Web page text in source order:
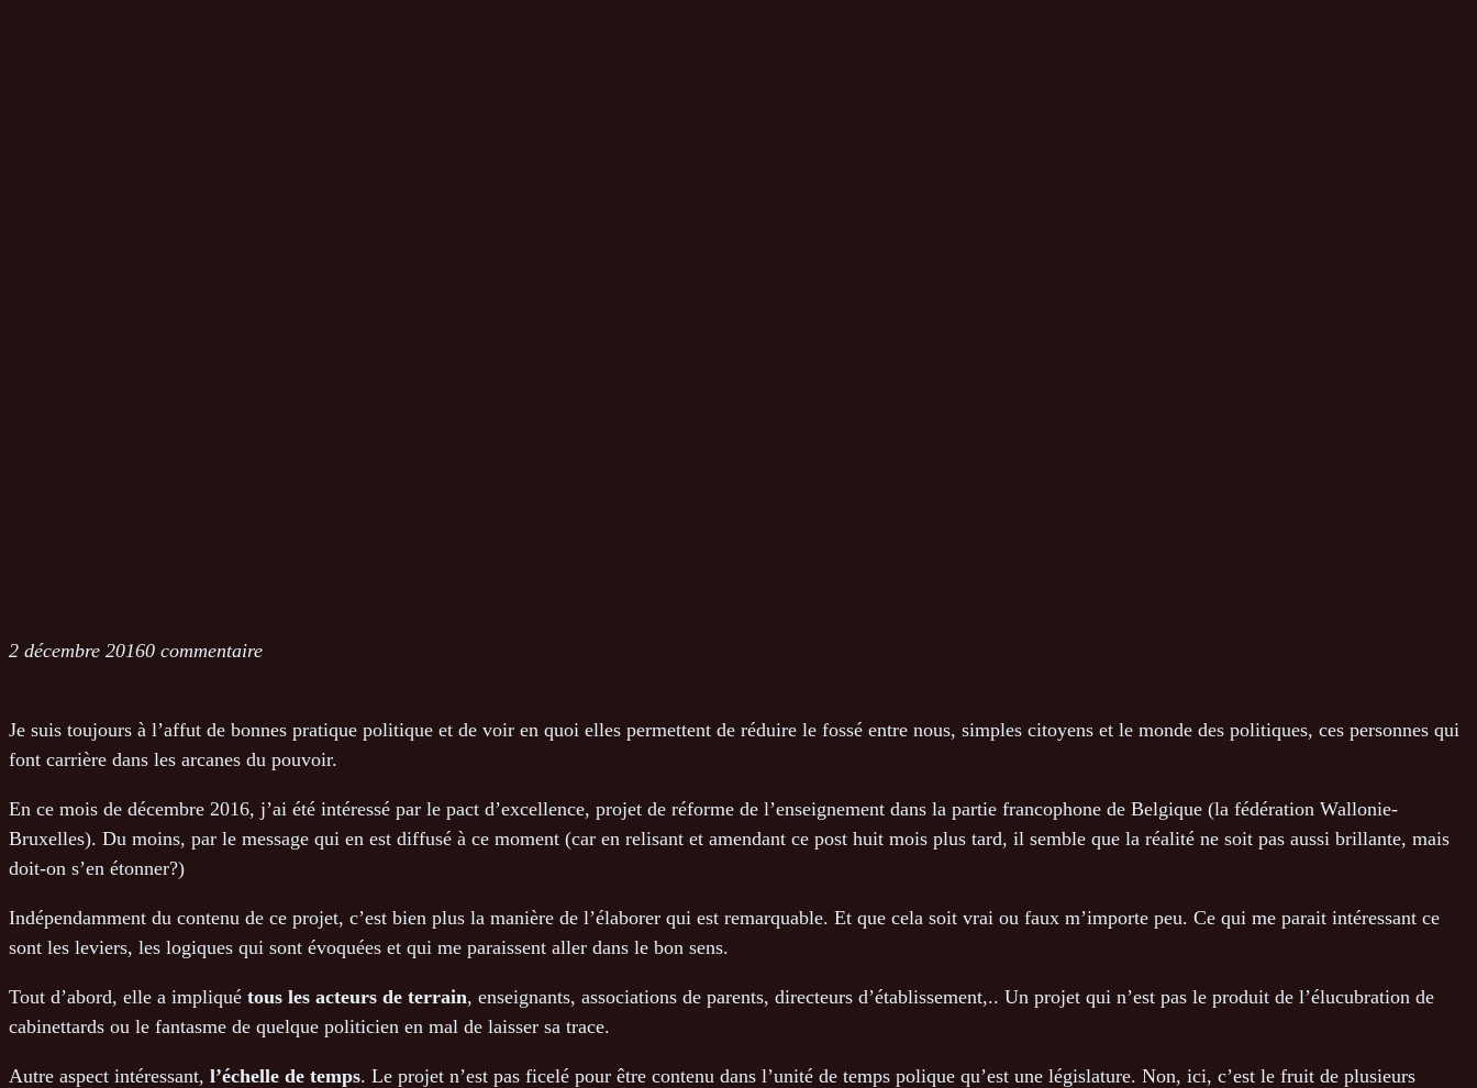
2 décembre 20160 commentaire
Je suis toujours à l’affut de bonnes pratique politique et de voir en quoi elles permettent de réduire le fossé entre nous, simples citoyens et le monde des politiques, ces personnes qui
font carrière dans les arcanes du pouvoir.
En ce mois de décembre 2016, j’ai été intéressé par le pact d’excellence, projet de réforme de l’enseignement dans la partie francophone de Belgique (la fédération Wallonie-
Bruxelles). Du moins, par le message qui en est diffusé à ce moment (car en relisant et amendant ce post huit mois plus tard, il semble que la réalité ne soit pas aussi brillante, mais
doit-on s’en étonner?)
Indépendamment du contenu de ce projet, c’est bien plus la manière de l’élaborer qui est remarquable. Et que cela soit vrai ou faux m’importe peu. Ce qui me parait intéressant ce
sont les leviers, les logiques qui sont évoquées et qui me paraissent aller dans le bon sens.
Tout d’abord, elle a impliqué tous les acteurs de terrain, enseignants, associations de parents, directeurs d’établissement,.. Un projet qui n’est pas le produit de l’élucubration de
cabinettards ou le fantasme de quelque politicien en mal de laisser sa trace.
Autre aspect intéressant, l’échelle de temps. Le projet n’est pas ficelé pour être contenu dans l’unité de temps polique qu’est une législature. Non, ici, c’est le fruit de plusieurs